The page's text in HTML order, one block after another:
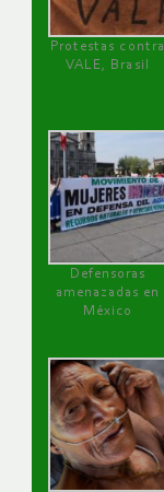
Protestas contra
VALE, Brasil
Defensoras
amenazadas en
México